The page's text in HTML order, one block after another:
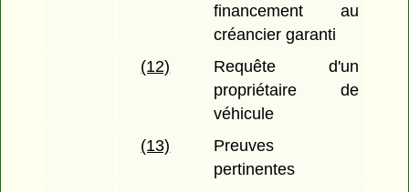
financement au
créancier garanti
(12)
Requête d'un
propriétaire de
véhicule
(13)
Preuves
pertinentes